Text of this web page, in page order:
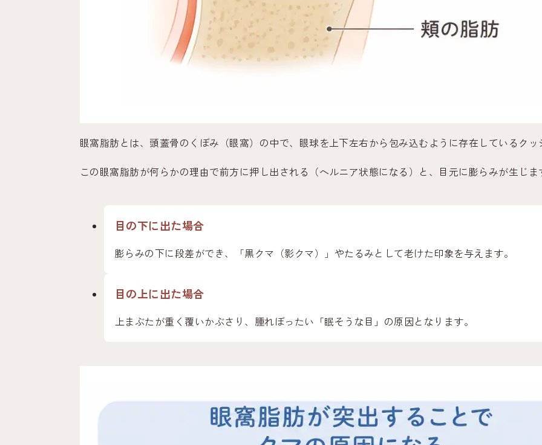
眼窩脂肪とは、頭蓋骨のくぼみ（眼窩）の中で、眼球を上下左右から包み込むように存在しているク
この眼窩脂肪が何らかの理由で前方に押し出される（ヘルニア状態になる）と、目元に膨らみが生じま
目の下に出た場合
膨らみの下に段差ができ、「黒クマ（影クマ）」やたるみとして老けた印象を与えます。
目の上に出た場合
上まぶたが重く覆いかぶさり、腫れぼったい「眠そうな目」の原因となります。